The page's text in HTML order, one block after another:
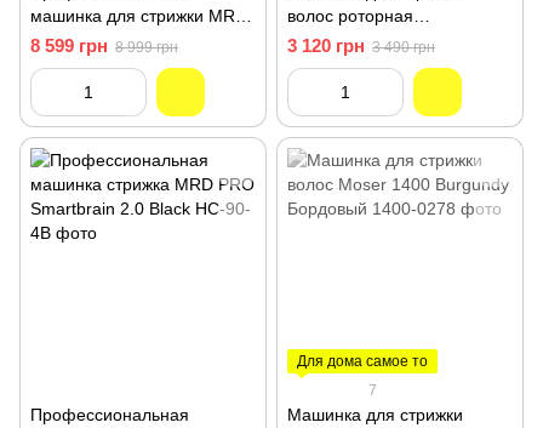
машинка для стрижки MRD
PRO Cyborg Track GTR grey
HC-666CT-S
8 599 грн 8 999 грн
волос роторная
металлическая SWAY
DIPPER S 115 5002
3 120 грн 3 490 грн
Профессиональная
Для дома самое то
7
Машинка для стрижки